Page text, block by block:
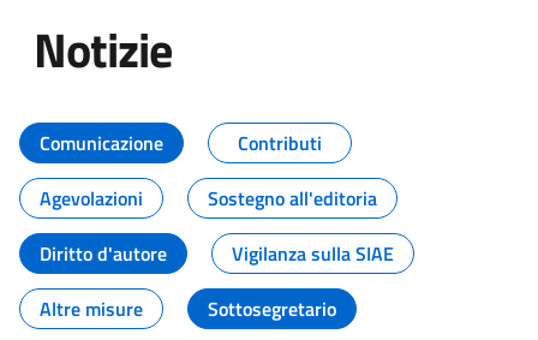
Notizie
Tutti i contenuti della pagina
Comunicazione
Contributi
Agevolazioni
Sostegno all'editoria
Diritto d'autore
Vigilanza sulla SIAE
Altre misure
Sottosegretario